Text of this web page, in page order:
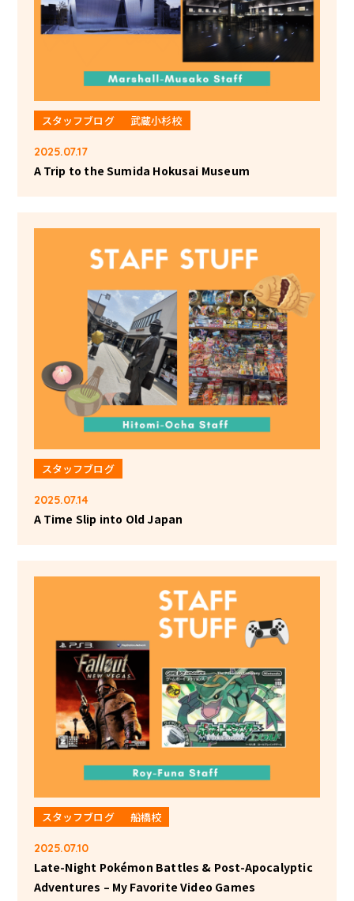
スタッフブログ 武蔵小杉校
2025.07.17
A Trip to the Sumida Hokusai Museum
スタッフブログ
2025.07.14
A Time Slip into Old Japan
スタッフブログ 船橋校
2025.07.10
Late-Night Pokémon Battles & Post-Apocalyptic
Adventures – My Favorite Video Games